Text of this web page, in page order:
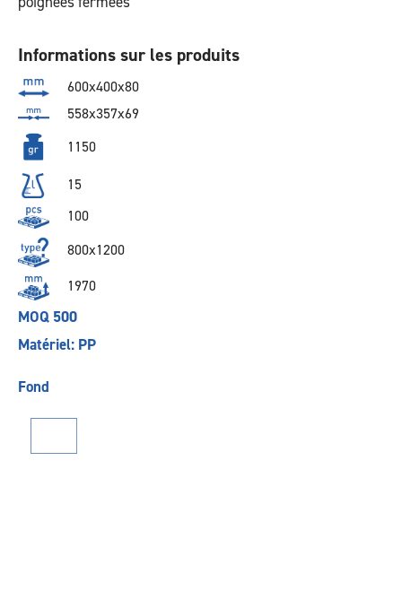
Informations sur les produits
600x400x80
558x357x69
1150
15
100
800x1200
1970
MOQ 500
Matériel: PP
Fond